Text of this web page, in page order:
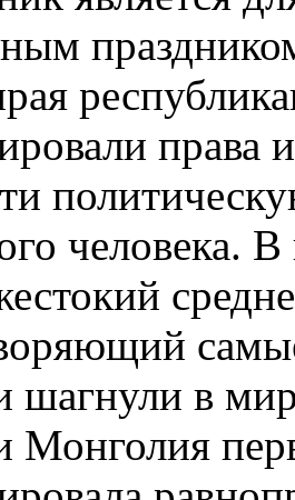
права
человека.
шагнули в
Монголия